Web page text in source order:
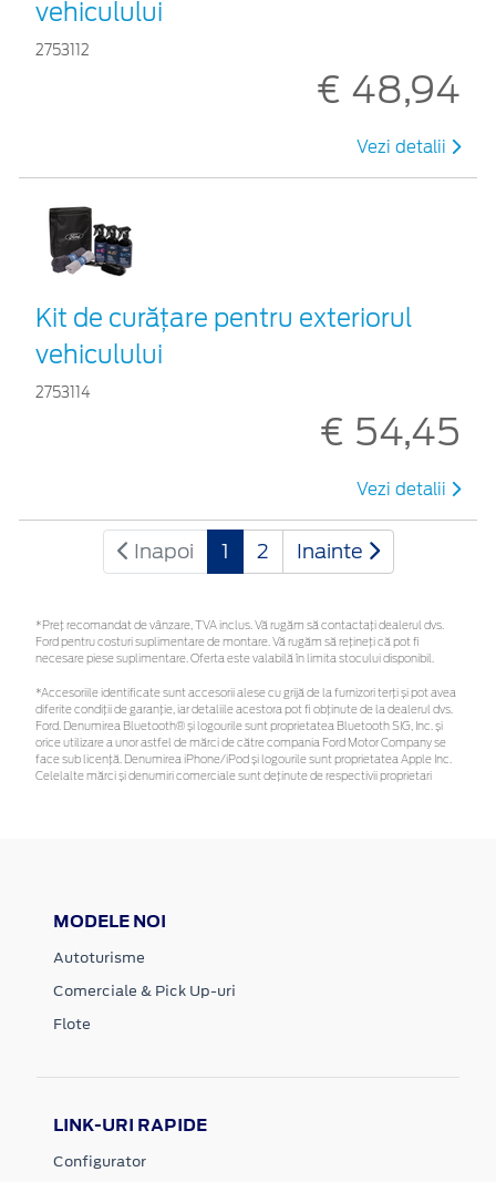
vehiculului
2753112
€ 48,94
Vezi detalii
Kit de curățare pentru exteriorul
vehiculului
2753114
€ 54,45
Vezi detalii
Inapoi 1 2 Inainte
*Preţ recomandat de vânzare, TVA inclus. Vă rugăm să contactaţi dealerul dvs.
Ford pentru costuri suplimentare de montare. Vă rugăm să rețineți că pot fi
necesare piese suplimentare. Oferta este valabilă în limita stocului disponibil.
*Accesoriile identificate sunt accesorii alese cu grijă de la furnizori terți și pot avea
diferite condiții de garanție, iar detaliile acestora pot fi obținute de la dealerul dvs.
Ford. Denumirea Bluetooth® și logourile sunt proprietatea Bluetooth SIG, Inc. și
orice utilizare a unor astfel de mărci de către compania Ford Motor Company se
face sub licență. Denumirea iPhone/iPod și logourile sunt proprietatea Apple Inc.
Celelalte mărci și denumiri comerciale sunt deținute de respectivii proprietari
MODELE NOI
Autoturisme
Comerciale & Pick Up-uri
Flote
LINK-URI RAPIDE
Configurator